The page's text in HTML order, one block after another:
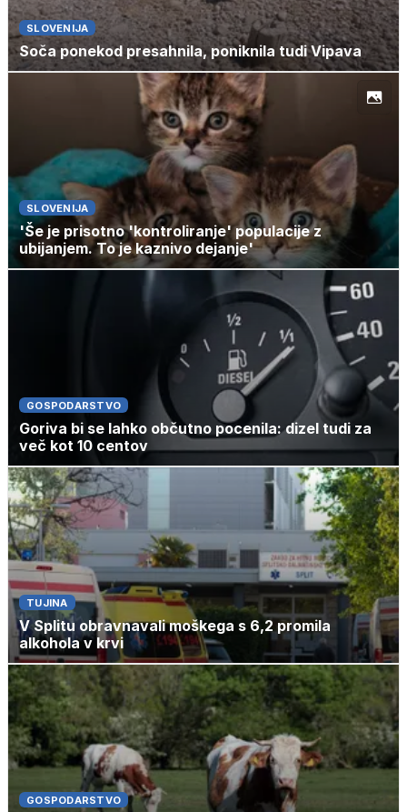
SLOVENIJA
Soča ponekod presahnila, poniknila tudi Vipava
SLOVENIJA
'Še je prisotno 'kontroliranje' populacije z
ubijanjem. To je kaznivo dejanje'
GOSPODARSTVO
Goriva bi se lahko občutno pocenila: dizel tudi za
več kot 10 centov
TUJINA
V Splitu obravnavali moškega s 6,2 promila
alkohola v krvi
GOSPODARSTVO